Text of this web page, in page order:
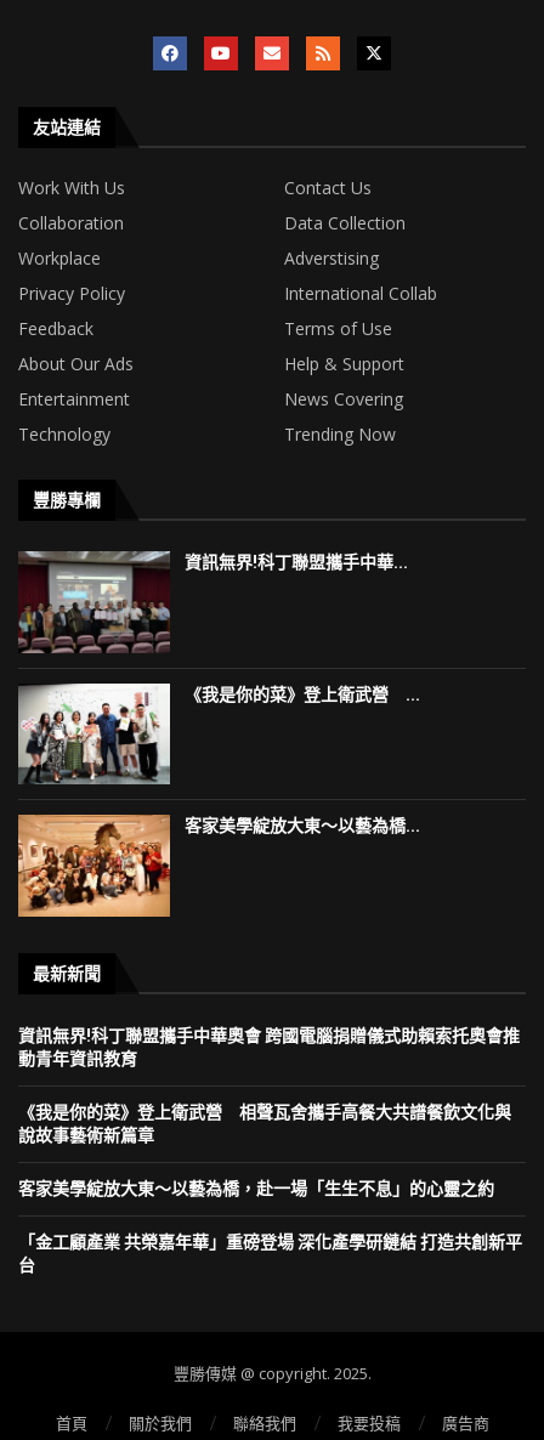
友站連結
Work With Us
Contact Us
Collaboration
Data Collection
Workplace
Adverstising
Privacy Policy
International Collab
Feedback
Terms of Use
About Our Ads
Help & Support
Entertainment
News Covering
Technology
Trending Now
豐勝專欄
資訊無界!科丁聯盟攜手中華...
《我是你的菜》登上衛武營 ...
客家美學綻放大東～以藝為橋...
最新新聞
資訊無界!科丁聯盟攜手中華奧會 跨國電腦捐贈儀式助賴索托奧會推
動青年資訊教育
《我是你的菜》登上衛武營 相聲瓦舍攜手高餐大共譜餐飲文化與
說故事藝術新篇章
客家美學綻放大東～以藝為橋，赴一場「生生不息」的心靈之約
「金工顧產業 共榮嘉年華」重磅登場 深化產學研鏈結 打造共創新平
台
豐勝傳媒 @ copyright. 2025.
首頁 關於我們 聯絡我們 我要投稿 廣告商